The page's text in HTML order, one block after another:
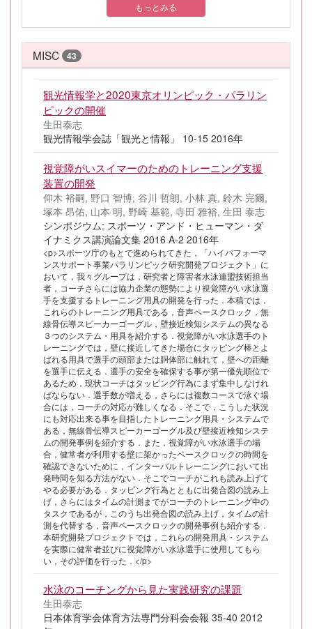
もっとみる
MISC 43
観光情報学と2020東京オリンピック・パラリン
ピックの開催
生田泰志
観光情報学会誌「観光と情報」 10-15 2016年
視覚障がいスイマーのためのトレーニング支援
装置の開発
仰木 裕嗣, 野口 智博, 谷川 哲朗, 小林 真, 鈴木 完爾,
塚本 昂佑, 山本 明, 野崎 基範, 寺田 雅裕, 生田 泰志
シンポジウム: スポーツ・アンド・ヒューマン・ダ
イナミクス講演論文集 2016 A-2 2016年
<p>スポーツ庁のもとで進められてきた，「ハイパフォーマ
ンスサポート事業パラリンピック研究開発プロジェクト」に
おいて，我々グループは，研究者と障害者水泳連盟技術担当
者，コーチさらには協力企業の態勢により視覚障がい水泳選
手を支援するトレーニング用具の開発を行った．本稿では，
これらのトレーニング用具である，音声ペースクロック，無
線骨伝導スピーカーゴーグル，壁接近検知システムの異なる
３つのシステム・用具を紹介する．視覚障がい水泳選手のト
レーニングでは，壁に接近してきた場合にタッピング棒とよ
ばれる用具で選手の頭部または胴体部に触れて，壁への距離
を選手に伝える．選手の安全を確保する事が第一優先順位で
あるため，現状コーチはタッピング行為にまず集中しなけれ
ばならない．選手数が増える，さらには複数コースで泳ぐ場
合には，コーチの対応が難しくなる．そこで，こうした状況
にも対応出来る事を目指したトレーニング用具・システムで
ある，無線骨伝導スピーカーゴーグル及び壁接近検知システ
ムの開発事例を紹介する．また，視覚障がい水泳選手の場
合，健常者が利用する壁に架かったペースクロックの時間を
確認できないために，インターバルトレーニングにおいて出
発時間を知る方法がない．そこでコーチがこれも読み上げて
やる必要がある．タッピング行為とともに出発合図の読み上
げ，さらにはタイムの計測までがコーチのトレーニング中の
タスクであるが，このうち出発合図の読み上げ，タイムの計
測を代替する，音声ペースクロックの開発事例も紹介する．
本研究開発プロジェクトでは，これらの開発用具・システム
を実際に健常者並びに視覚障がい水泳選手に使用してもら
い，その評価を行った．</p>
水泳のコーチングから見た実践研究の課題
生田泰志
日本体育学会体育方法専門分科会会報 35-40 2012